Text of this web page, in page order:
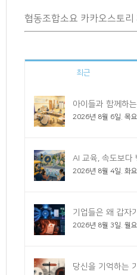
협동조합소요 카카오스토리
최근
아이들과 함께하는
2026년 8월 6일. 목
AI 교육, 속도보다
2026년 8월 4일. 화
기업들은 왜 갑자
2026년 8월 3일. 월
당신을 기억하는